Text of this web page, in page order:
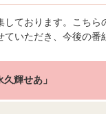
ております。こち
いただき、今後の番
輝せあ」